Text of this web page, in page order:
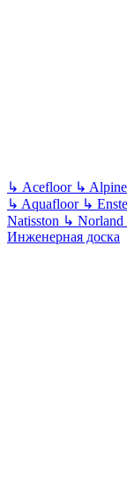
↳ Acefloor ↳
↳ Aquafloor ↳
Natisston ↳ Norland
Инженерная доска